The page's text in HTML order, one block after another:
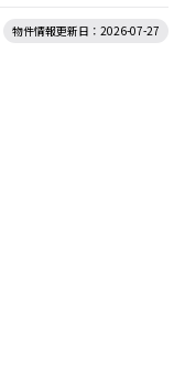
物件情報更新日：2026-07-27